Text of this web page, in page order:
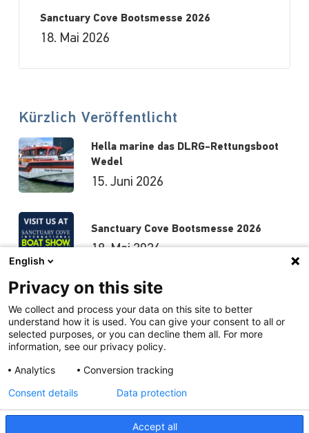
Sanctuary Cove Bootsmesse 2026
18. Mai 2026
Kürzlich Veröffentlicht
Hella marine das DLRG-Rettungsboot
Wedel
15. Juni 2026
Sanctuary Cove Bootsmesse 2026
18. Mai 2026
Hutchwilco-Bootsmesse 2026
8. Mai 2026
Aktualisierte Hella marine
31. März 2026
English
Privacy on this site
We collect and process your data on this site to better
understand how it is used. You can give your consent to all or
selected purposes, or you can decline them all. For more
information, see our privacy policy.
Analytics
Conversion tracking
Accept all
Consent details Data protection